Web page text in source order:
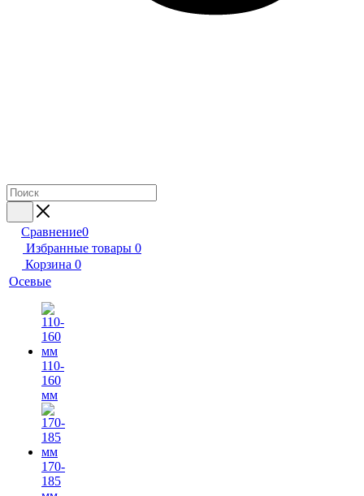
Сравнение0
Избранные товары 0
Корзина 0
Осевые
110-
160
мм
170-
185